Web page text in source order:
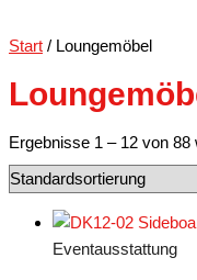
Start / Loungemöbel
Ergebnisse 1 – 12 von 88
Eventausstattung